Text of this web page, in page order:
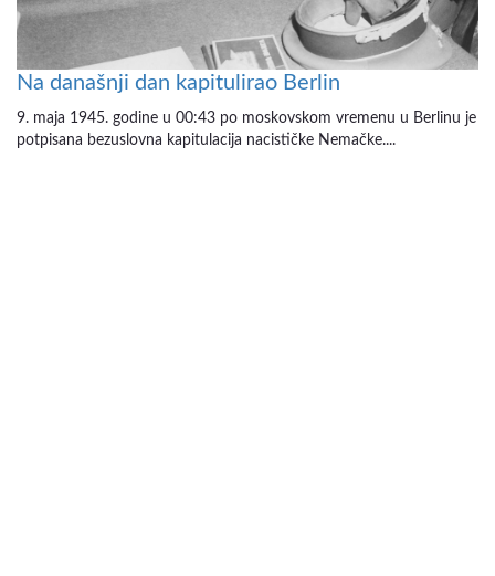
Na današnji dan kapitulirao Berlin
9. maja 1945. godine u 00:43 po moskovskom vremenu u Berlinu je
potpisana bezuslovna kapitulacija nacističke Nemačke....